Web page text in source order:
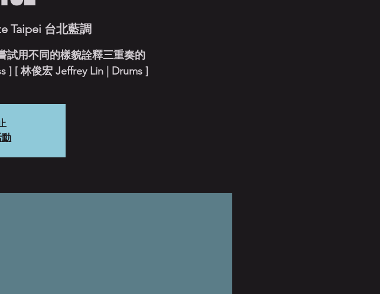
Taipei 台北藍調
試用不同的樣貌詮釋三重奏的
] [ 林俊宏 Jeffrey Lin | Drums ]